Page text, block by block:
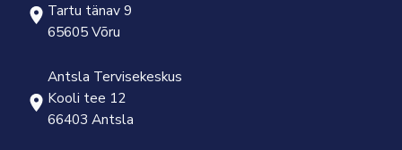
Tartu tänav 9
65605 Võru
Antsla Tervisekeskus
Kooli tee 12
66403 Antsla